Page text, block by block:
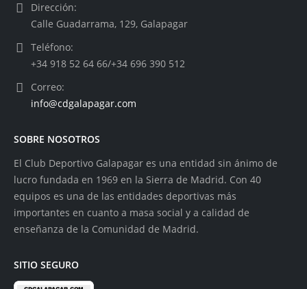
Dirección:
Calle Guadarrama, 129, Galapagar
Teléfono:
+34 918 52 64 66/+34 696 390 512
Correo:
info@cdgalapagar.com
SOBRE NOSOTROS
El Club Deportivo Galapagar es una entidad sin ánimo de
lucro fundada en 1969 en la Sierra de Madrid. Con 40
equipos es una de las entidades deportivas más
importantes en cuanto a masa social y a calidad de
enseñanza de la Comunidad de Madrid.
SITIO SEGURO